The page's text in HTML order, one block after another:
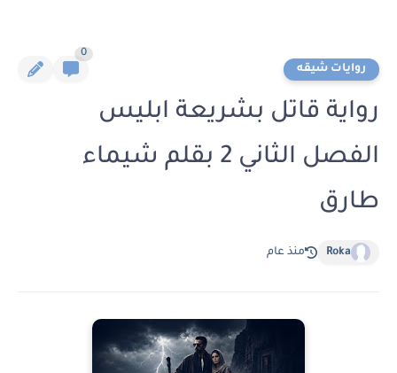
روايات شيقه
0
رواية قاتل بشريعة ابليس
الفصل الثاني 2 بقلم شيماء
طارق
Roka منذ عام